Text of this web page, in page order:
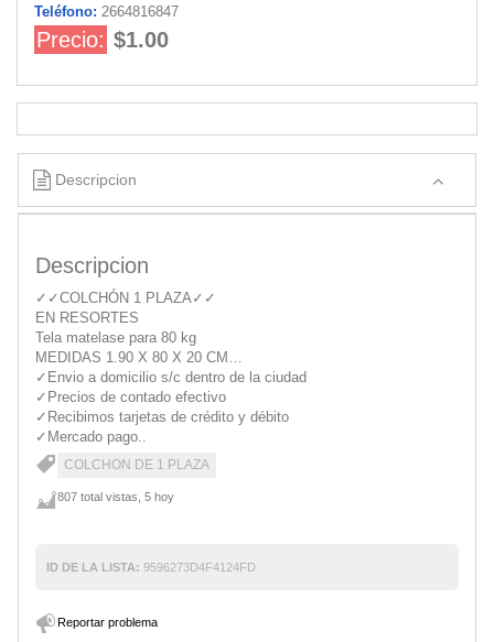
Teléfono: 2664816847
Precio: $1.00
Descripcion
Descripcion
✓✓COLCHÓN 1 PLAZA✓✓
EN RESORTES
Tela matelase para 80 kg
MEDIDAS 1.90 X 80 X 20 CM…
✓Envio a domicilio s/c dentro de la ciudad
✓Precios de contado efectivo
✓Recibimos tarjetas de crédito y débito
✓‌Mercado pago..
COLCHON DE 1 PLAZA
807 total vistas, 5 hoy
ID DE LA LISTA: 9596273D4F4124FD
Reportar problema